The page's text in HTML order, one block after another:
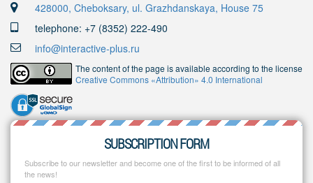
428000, Cheboksary, ul. Grazhdanskaya, House 75
telephone: +7 (8352) 222-490
info@interactive-plus.ru
The content of the page is available according to the license
Creative Commons «Attribution» 4.0 International
SUBSCRIPTION FORM
Subscribe to our newsletter and become one of the first to be informed of all
the news!